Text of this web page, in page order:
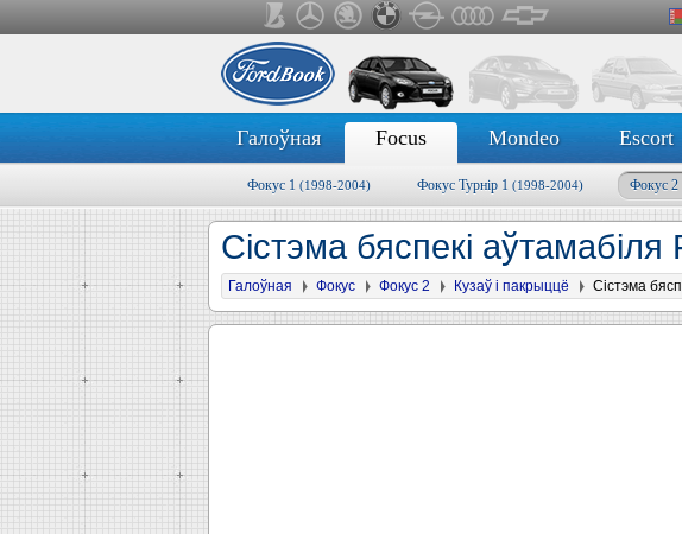
Галоўная Focus Mondeo Escort
Фокус 1 (1998-2004) Фокус Турнір 1 (1998-2004) Фокус 2
Сістэма бяспекі
Галоўная Фокус Фокус 2 Кузаў і пакрыццё Сістэма